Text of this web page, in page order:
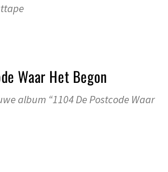
Waar Het Begon
album “1104 De Postcode Waar